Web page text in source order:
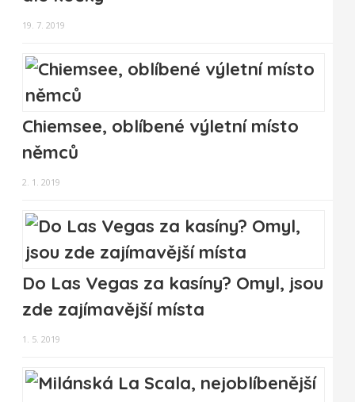
19. 7. 2019
Chiemsee, oblíbené výletní místo
němců
2. 1. 2019
Do Las Vegas za kasíny? Omyl, jsou
zde zajímavější místa
1. 5. 2019